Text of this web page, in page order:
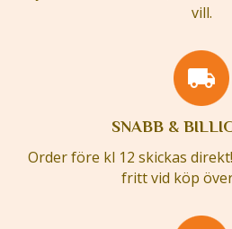
vill.
SNABB &
Order före kl 12 skickas
fritt vid köp